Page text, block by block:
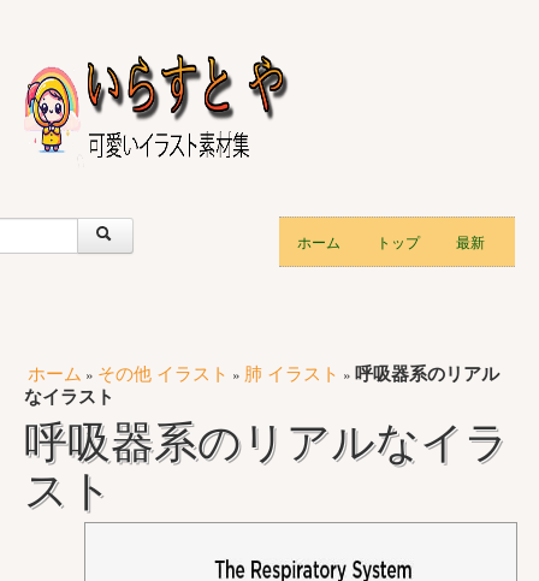
ホーム トップ 最新
ホーム » その他 イラスト » 肺 イラスト » 呼吸器系のリアル
なイラスト
呼吸器系のリアルなイラ
スト